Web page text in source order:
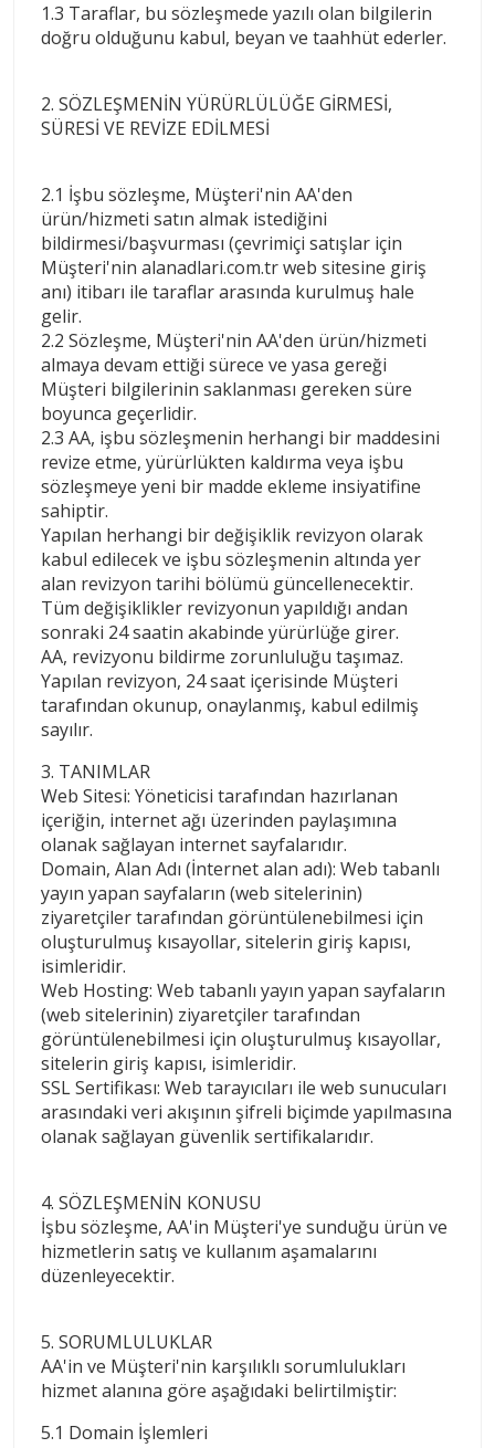
1.3 Taraflar, bu sözleşmede yazılı olan bilgilerin
doğru olduğunu kabul, beyan ve taahhüt ederler.
2. SÖZLEŞMENİN YÜRÜRLÜLÜĞE GİRMESİ,
SÜRESİ VE REVİZE EDİLMESİ
2.1 İşbu sözleşme, Müşteri'nin AA'den
ürün/hizmeti satın almak istediğini
bildirmesi/başvurması (çevrimiçi satışlar için
Müşteri'nin alanadlari.com.tr web sitesine giriş
anı) itibarı ile taraflar arasında kurulmuş hale
gelir.
2.2 Sözleşme, Müşteri'nin AA'den ürün/hizmeti
almaya devam ettiği sürece ve yasa gereği
Müşteri bilgilerinin saklanması gereken süre
boyunca geçerlidir.
2.3 AA, işbu sözleşmenin herhangi bir maddesini
revize etme, yürürlükten kaldırma veya işbu
sözleşmeye yeni bir madde ekleme insiyatifine
sahiptir.
Yapılan herhangi bir değişiklik revizyon olarak
kabul edilecek ve işbu sözleşmenin altında yer
alan revizyon tarihi bölümü güncellenecektir.
Tüm değişiklikler revizyonun yapıldığı andan
sonraki 24 saatin akabinde yürürlüğe girer.
AA, revizyonu bildirme zorunluluğu taşımaz.
Yapılan revizyon, 24 saat içerisinde Müşteri
tarafından okunup, onaylanmış, kabul edilmiş
sayılır.
3. TANIMLAR
Web Sitesi: Yöneticisi tarafından hazırlanan
içeriğin, internet ağı üzerinden paylaşımına
olanak sağlayan internet sayfalarıdır.
Domain, Alan Adı (İnternet alan adı): Web tabanlı
yayın yapan sayfaların (web sitelerinin)
ziyaretçiler tarafından görüntülenebilmesi için
oluşturulmuş kısayollar, sitelerin giriş kapısı,
isimleridir.
Web Hosting: Web tabanlı yayın yapan sayfaların
(web sitelerinin) ziyaretçiler tarafından
görüntülenebilmesi için oluşturulmuş kısayollar,
sitelerin giriş kapısı, isimleridir.
SSL Sertifikası: Web tarayıcıları ile web sunucuları
arasındaki veri akışının şifreli biçimde yapılmasına
olanak sağlayan güvenlik sertifikalarıdır.
4. SÖZLEŞMENİN KONUSU
İşbu sözleşme, AA'in Müşteri'ye sunduğu ürün ve
hizmetlerin satış ve kullanım aşamalarını
düzenleyecektir.
5. SORUMLULUKLAR
AA'in ve Müşteri'nin karşılıklı sorumlulukları
hizmet alanına göre aşağıdaki belirtilmiştir:
5.1 Domain İşlemleri